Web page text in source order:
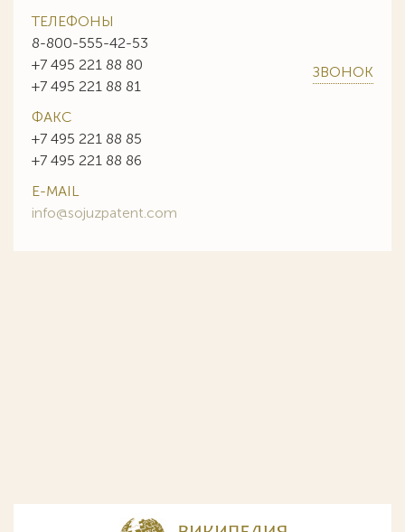
ТЕЛЕФОНЫ
8-800-555-42-53
+7 495 221 88 80
+7 495 221 88 81
ЗВОНОК
ФАКС
+7 495 221 88 85
+7 495 221 88 86
E-MAIL
info@sojuzpatent.com